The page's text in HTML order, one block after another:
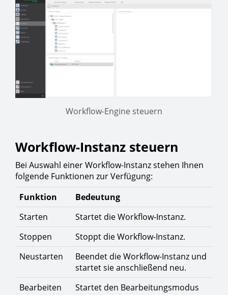
Workflow-Engine steuern
Workflow-Instanz steuern
Bei Auswahl einer Workflow-Instanz stehen Ihnen
folgende Funktionen zur Verfügung:
Funktion
Bedeutung
Starten
Startet die Workflow-Instanz.
Stoppen
Stoppt die Workflow-Instanz.
Neustarten
Beendet die Workflow-Instanz und
startet sie anschließend neu.
Bearbeiten
Startet den Bearbeitungsmodus